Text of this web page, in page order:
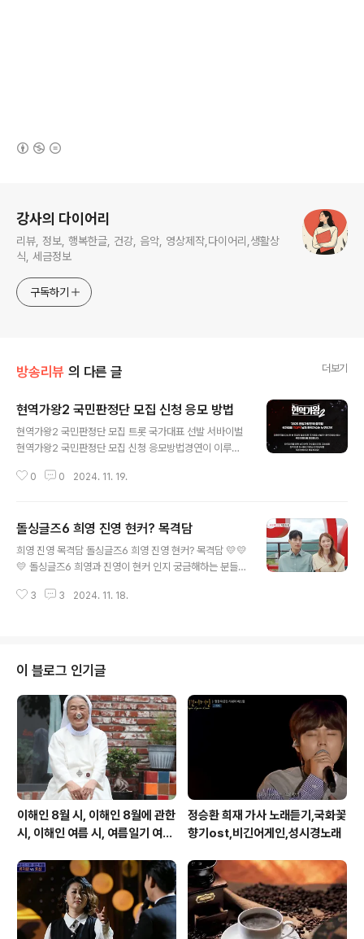
강사의 다이어리
리뷰, 정보, 행복한글, 건강, 음악, 영상제작,다이어리,생활상
식, 세금정보
구독하기
방송리뷰 의 다른 글 더보기
현역가왕2 국민판정단 모집 신청 응모 방법
현역가왕2 국민판정단 모집 트롯 국가대표 선발 서바이벌
현역가왕2 국민판정단 모집 신청 응모방법경연이 이루어
응모하고, 다음에도 또 응모해보시기 바랍니다. 이번엔 남
다. '현역가왕' 보다 더 재미있고, 관심이 올라갈 이번 현역
가왕2 홈페이지에서 현역가왕2 국민판정단을 모집하고 있
습니다. 확! 커핀 판에서 펼쳐지는 태극마크를 둘러싼 총성
어질 현역은 누구인지? 방송 전 부터 이슈가 된 만큼 트롯
0 0 2024. 11. 19.
돌싱글즈6 희영 진영 현커? 목격담
희영 진영 목격담 돌싱글즈6 희영 진영 현커? 목격담 💛💛
💛 돌싱글즈6 희영과 진영이 현커 인지 궁금해하는 분들이
다 처음부터 다시 재방송을 본 케이스인데, 진영이가 너무
들이 너무 많아서 희영과 진영이 현실적으로 만나기가 너
무 힘들다고, 헤어졌다는 글들이 많았어요. 근데 최근 두사
람을 봤다는 사람들의 목격담이 올라오면서 현커일 확률을
높이고 있어요. 목격담에 의하면, 희영과 진영이 서울 더
현대에서 데이트하는 것을 목격했다고 합니다. 그리고 사
진까지 찍은 것을 보..
3 3 2024. 11. 18.
이 블로그 인기글
이해인 8월 시, 이해인 8월에 관한
시, 이해인 여름 시, 여름일기 여름
정승환 희재 가사 노래듣기,국화꽃
향기ost,비긴어게인,성시경노래